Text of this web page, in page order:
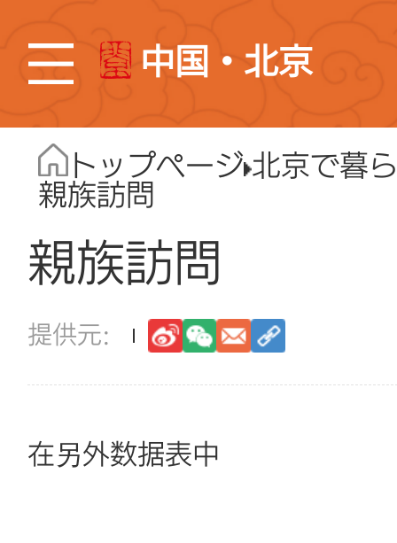
中国・北京
トップページ 北京で暮
親族訪問
親族訪問
在另外数据表中